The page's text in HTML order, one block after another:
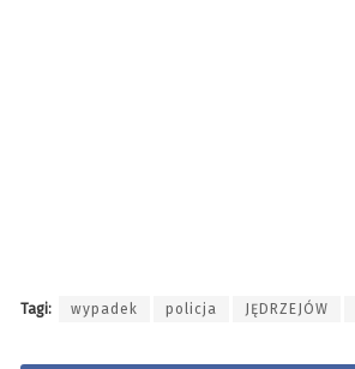
Tagi: wypadek policja JĘDRZEJÓW